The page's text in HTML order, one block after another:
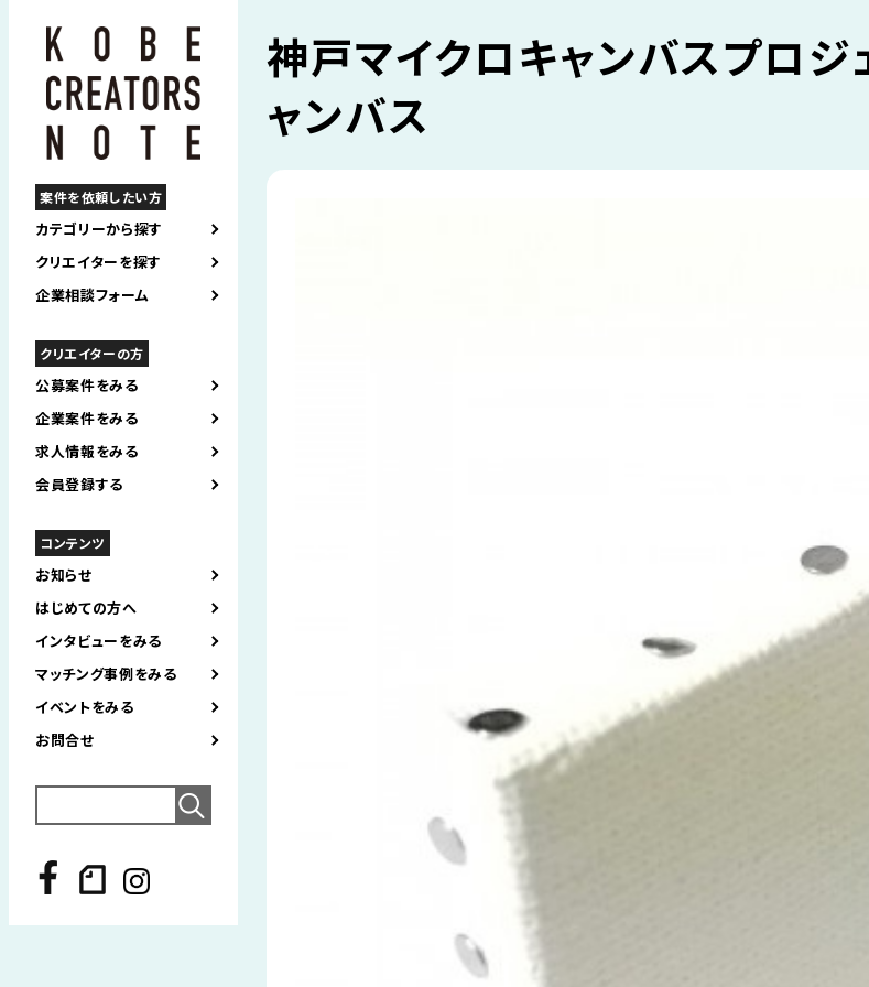
案件を依頼したい方
カテゴリーから探す
クリエイターを探す
企業相談フォーム
クリエイターの方
公募案件をみる
企業案件をみる
求人情報をみる
会員登録する
コンテンツ
お知らせ
はじめての方へ
インタビューをみる
マッチング事例をみる
イベントをみる
お問合せ
for:
神戸マイクロキャンバスプロ
ャンバス